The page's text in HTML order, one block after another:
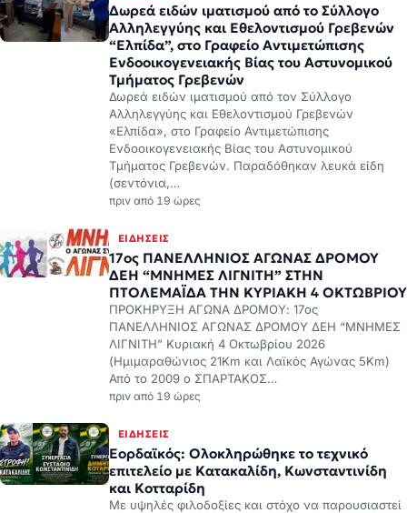
Δωρεά ειδών ιματισμού από το Σύλλογο
Αλληλεγγύης και Εθελοντισμού Γρεβενών
“Ελπίδα”, στο Γραφείο Αντιμετώπισης
Ενδοοικογενειακής Βίας του Αστυνομικού
Τμήματος Γρεβενών
Δωρεά ειδών ιματισμού από τον Σύλλογο
Αλληλεγγύης και Εθελοντισμού Γρεβενών
«Ελπίδα», στο Γραφείο Αντιμετώπισης
Ενδοοικογενειακής Βίας του Αστυνομικού
Τμήματος Γρεβενών. Παραδόθηκαν λευκά είδη
(σεντόνια,…
πριν από 19 ώρες
ΕΙΔΉΣΕΙΣ
17ος ΠΑΝΕΛΛΗΝΙΟΣ ΑΓΩΝΑΣ ΔΡΟΜΟΥ
ΔΕΗ “ΜΝΗΜΕΣ ΛΙΓΝΙΤΗ” ΣΤΗΝ
ΠΤΟΛΕΜΑΪΔΑ ΤΗΝ ΚΥΡΙΑΚΗ 4 ΟΚΤΩΒΡΙΟΥ
ΠΡΟΚΗΡΥΞΗ ΑΓΩΝΑ ΔΡΟΜΟΥ: 17ος
ΠΑΝΕΛΛΗΝΙΟΣ ΑΓΩΝΑΣ ΔΡΟΜΟΥ ΔΕΗ “ΜΝΗΜΕΣ
ΛΙΓΝΙΤΗ” Κυριακή 4 Οκτωβρίου 2026
(Ημιμαραθώνιος 21Km και Λαϊκός Αγώνας 5Km)
Από το 2009 ο ΣΠΑΡΤΑΚΟΣ…
πριν από 19 ώρες
ΕΙΔΉΣΕΙΣ
Εορδαϊκός: Ολοκληρώθηκε το τεχνικό
επιτελείο με Κατακαλίδη, Κωνσταντινίδη
και Κοτταρίδη
Με υψηλές φιλοδοξίες και στόχο να παρουσιαστεί